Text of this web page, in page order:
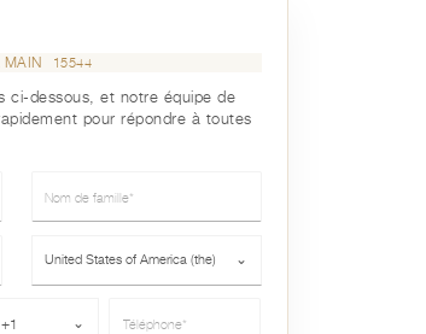
MAIN 15544
ci-dessous, et notre équipe de
pour répondre à toutes
United States of America (the) ⌄
+1 ⌄